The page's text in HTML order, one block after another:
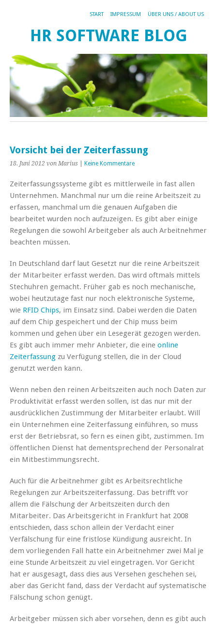
START IMPRESSUM ÜBER UNS / ABOUT US
HR SOFTWARE BLOG
Vorsicht bei der Zeiterfassung
18. Juni 2012 von Marius Keine Kommentare
Zeiterfassungssysteme gibt es mittlerweile in fast allen
Unternehmen. Manchmal nur um die reine Arbeitszeit zu
erfassen, manchmal um die genauen Aufgaben die
bearbeitet wurden noch aufzuzeigen. Es gibt aber einige
Regelungen die sowohl Arbeitgeber als auch Arbeitnehmer
beachten müssen.
In Deutschland darf laut Gesetzt nur die reine Arbeitszeit
der Mitarbeiter erfasst werden. Das wird oftmals mittels
Stechuhren gemacht. Früher gab es noch mechanische,
wobei heutzutage fast nur noch elektronische Systeme,
wie RFID Chips, im Einsatz sind. Dabei werden die Daten
auf dem Chip gespeichert und der Chip muss beim
kommen und gehen über ein Lesegerät gezogen werden.
Es gibt auch immer mehr Anbieter, die eine online
Zeiterfassung zu Verfügung stellen, die in der Cloud
genutzt werden kann.
Wenn neben den reinen Arbeitszeiten auch noch Daten zur
Produktivität erfasst werden sollen, ist das nur mit der
ausdrücklichen Zustimmung der Mitarbeiter erlaubt. Will
ein Unternehmen eine Zeiterfassung einführen, so muss
erst der Betriebsrat, so fern es einen gibt, zustimmen. Im
öffentlichen Dienst hat dementsprechend der Personalrat
ein Mitbestimmungsrecht.
Auch für die Arbeitnehmer gibt es Arbeitsrechtliche
Regelungen zur Arbeitszeiterfassung. Das betrifft vor
allem die Fälschung der Arbeitszeiten durch den
Mitarbeiter. Das Arbeitsgericht in Frankfurt hat 2008
entschieden, dass schon allein der Verdacht einer
Verfälschung für eine fristlose Kündigung ausreicht. In
dem vorliegenden Fall hatte ein Arbeitnehmer zwei Mal je
eine Stunde Arbeitszeit zu viel eingetragen. Vor Gericht
hat er ausgesagt, dass dies aus Versehen geschehen sei,
aber das Gericht fand, dass der Verdacht auf systematische
Fälschung schon genügt.
Arbeitgeber müssen sich aber vorsehen, denn es gibt auch